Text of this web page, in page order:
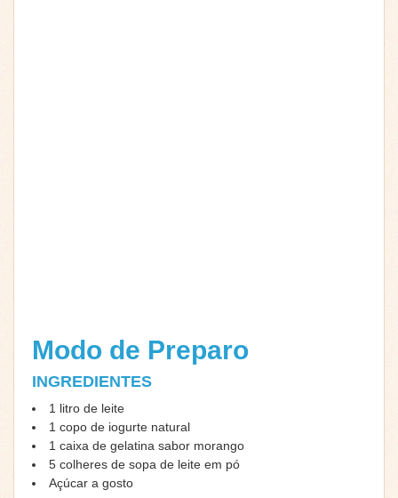
Modo de Preparo
INGREDIENTES
1 litro de leite
1 copo de iogurte natural
1 caixa de gelatina sabor morango
5 colheres de sopa de leite em pó
Açúcar a gosto